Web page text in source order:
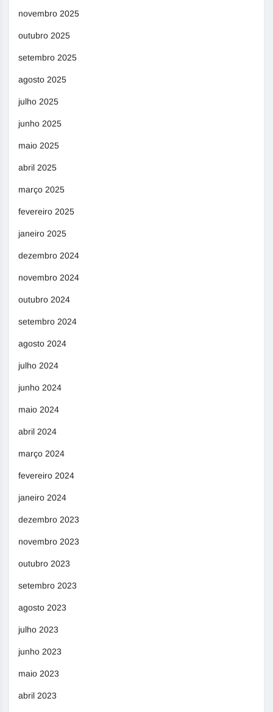
novembro 2025
outubro 2025
setembro 2025
agosto 2025
julho 2025
junho 2025
maio 2025
abril 2025
março 2025
fevereiro 2025
janeiro 2025
dezembro 2024
novembro 2024
outubro 2024
setembro 2024
agosto 2024
julho 2024
junho 2024
maio 2024
abril 2024
março 2024
fevereiro 2024
janeiro 2024
dezembro 2023
novembro 2023
outubro 2023
setembro 2023
agosto 2023
julho 2023
junho 2023
maio 2023
abril 2023